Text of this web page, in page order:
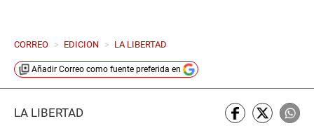
CORREO > EDICION > LA LIBERTAD
Añadir Correo como fuente preferida en
LA LIBERTAD